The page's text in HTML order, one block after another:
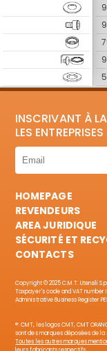
INSCRIVANT À
LES
HOMEPAGE
REVENDEURS
AREA JURIDIQUE
SÉCURITÉ ET
CONTACTS
Copyright © 2025 C.M.T. Utensili
Taxpayer's code and VAT number
Administrative Business Register
®: CMT, les logos CMT, CMT
sont des marques déposées de la
Toutes les autres marques